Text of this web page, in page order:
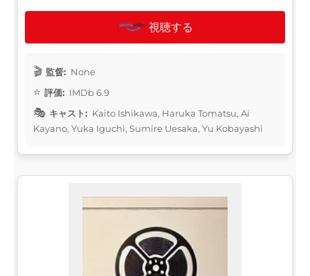
視聴する
監督: None
評価: IMDb 6.9
キャスト: Kaito Ishikawa, Haruka Tomatsu, Ai
Kayano, Yuka Iguchi, Sumire Uesaka, Yu Kobayashi